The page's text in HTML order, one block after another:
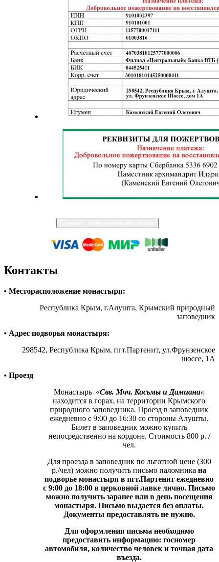
Контакты
• Месторасположение монастыря:
Республика Крым, г.Алушта, Крымский природный
заповедник
• Адрес подворья монастыря:
298542, Республика Крым, пгт.Партенит, ул.Фрунзенское
шоссе, 1А
• Проезд
Монастырь «Свв. Мчч. Косьмы и Дамиана«
находится в горах, на территории Крымского
природного заповедника. Проезд в заповедник
ежедневно с 9:00 до 16:30 со стороны Алушты.
Билет в заповедник можно купить
непосредственно на кордоне. Стоимость 800 р. /
чел.
Для проезда в заповедник по льготной цене (300
р./чел) можно получить письмо паломника на
подворье монастыря в пгт.Партенит ежедневно
с 9:00 до 18:00 в церковной лавке лично. Письмо
можно получить заранее или в день посещения
монастыря. Письмо выдается без оплаты.
Документы предоставлять не нужно.
Для оформления письма необходимо
предоставить информацию: госномер
автомобиля, количество человек и точная дата
въезда.